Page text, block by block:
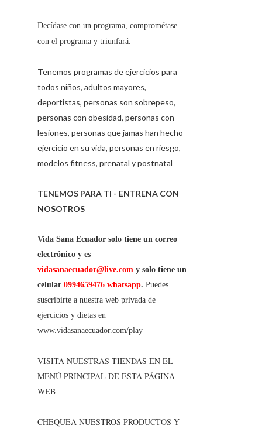
Decídase con un programa, comprométase
con el programa y triunfará.
Tenemos programas de ejercicios para
todos niños, adultos mayores,
deportistas, personas son sobrepeso,
personas con obesidad, personas con
lesiones, personas que jamas han hecho
ejercicio en su vida, personas en riesgo,
modelos fitness, prenatal y postnatal
TENEMOS PARA TI - ENTRENA CON
NOSOTROS
Vida Sana Ecuador solo tiene un correo
electrónico y es
vidasanaecuador@live.com y solo tiene un
celular 0994659476 whatsapp. Puedes
suscribirte a nuestra web privada de
ejercicios y dietas en
www.vidasanaecuador.com/play
VISITA NUESTRAS TIENDAS EN EL
MENÚ PRINCIPAL DE ESTA PÁGINA
WEB
CHEQUEA NUESTROS PRODUCTOS Y